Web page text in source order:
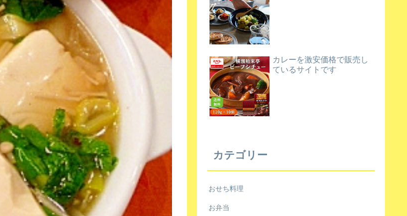
カレーを激安価格で販売し
ているサイトです
カテゴリー
おせち料理
お弁当